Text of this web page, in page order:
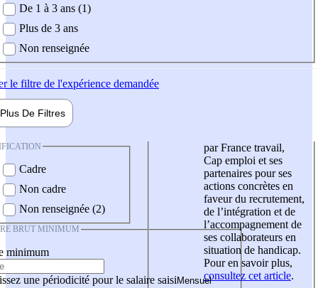
De 1 à 3 ans (1)
Plus de 3 ans
Non renseignée
le filtre de l'expérience demandée
Plus De Filtres
Cadre
Non cadre
Non renseignée (2)
BRUT MINIMUM
minimum
une périodicité pour le salaire saisi
par France travail,
Cap emploi et ses
partenaires pour ses
actions concrètes en
faveur du recrutement,
de l’intégration et de
l’accompagnement de
ses collaborateurs en
situation de handicap.
Pour en savoir plus,
consultez cet article.